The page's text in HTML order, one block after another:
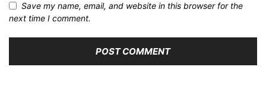
Save my name, email, and website in this browser for the
next time I comment.